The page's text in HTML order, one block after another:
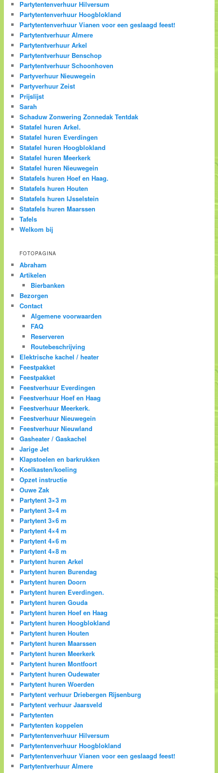
Partytentenverhuur Hilversum
Partytentenverhuur Hoogblokland
Partytentenverhuur Vianen voor een geslaagd feest!
Partytentverhuur Almere
Partytentverhuur Arkel
Partytentverhuur Benschop
Partytentverhuur Schoonhoven
Partyverhuur Nieuwegein
Partyverhuur Zeist
Prijslijst
Sarah
Schaduw Zonwering Zonnedak Tentdak
Statafel huren Arkel.
Statafel huren Everdingen
Statafel huren Hoogblokland
Statafel huren Meerkerk
Statafel huren Nieuwegein
Statafels huren Hoef en Haag.
Statafels huren Houten
Statafels huren IJsselstein
Statafels huren Maarssen
Tafels
Welkom bij
FOTOPAGINA
Abraham
Artikelen
Bierbanken
Bezorgen
Contact
Algemene voorwaarden
FAQ
Reserveren
Routebeschrijving
Elektrische kachel / heater
Feestpakket
Feestpakket
Feestverhuur Everdingen
Feestverhuur Hoef en Haag
Feestverhuur Meerkerk.
Feestverhuur Nieuwegein
Feestverhuur Nieuwland
Gasheater / Gaskachel
Jarige Jet
Klapstoelen en barkrukken
Koelkasten/koeling
Opzet instructie
Ouwe Zak
Partytent 3×3 m
Partytent 3×4 m
Partytent 3×6 m
Partytent 4×4 m
Partytent 4×6 m
Partytent 4×8 m
Partytent huren Arkel
Partytent huren Burendag
Partytent huren Doorn
Partytent huren Everdingen.
Partytent huren Gouda
Partytent huren Hoef en Haag
Partytent huren Hoogblokland
Partytent huren Houten
Partytent huren Maarssen
Partytent huren Meerkerk
Partytent huren Montfoort
Partytent huren Oudewater
Partytent huren Woerden
Partytent verhuur Driebergen Rijsenburg
Partytent verhuur Jaarsveld
Partytenten
Partytenten koppelen
Partytentenverhuur Hilversum
Partytentenverhuur Hoogblokland
Partytentenverhuur Vianen voor een geslaagd feest!
Partytentverhuur Almere